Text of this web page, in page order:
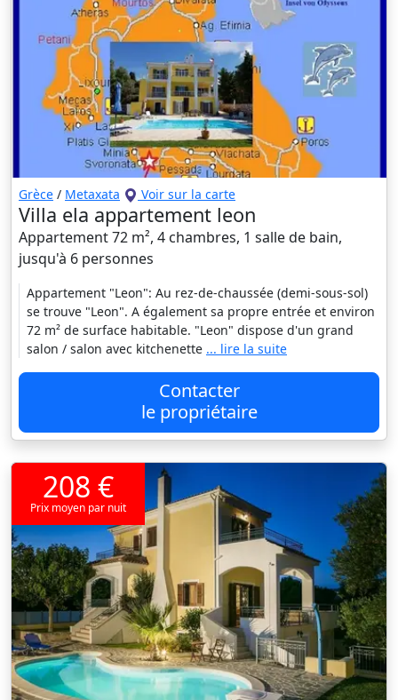
Grèce / Metaxata Voir sur la carte
Villa ela appartement leon
Appartement 72 m², 4 chambres, 1 salle de bain,
jusqu'à 6 personnes
Appartement "Leon": Au rez-de-chaussée (demi-sous-sol)
se trouve "Leon". A également sa propre entrée et environ
72 m² de surface habitable. "Leon" dispose d'un grand
salon / salon avec kitchenette ... lire la suite
Contacter
le propriétaire
208 €
Prix moyen par nuit